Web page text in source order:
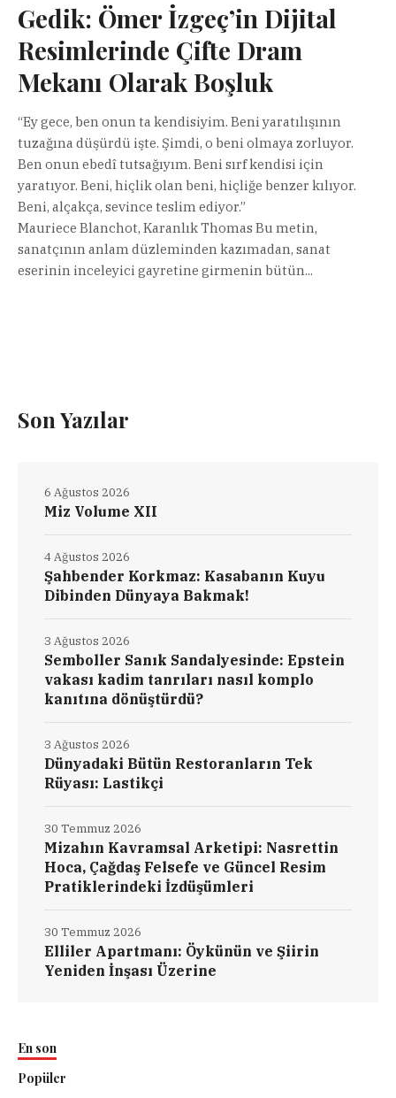
Gedik: Ömer İzgeç’in Dijital
Resimlerinde Çifte Dram
Mekanı Olarak Boşluk
“Ey gece, ben onun ta kendisiyim. Beni yaratılışının
tuzağına düşürdü işte. Şimdi, o beni olmaya zorluyor.
Ben onun ebedî tutsağıyım. Beni sırf kendisi için
yaratıyor. Beni, hiçlik olan beni, hiçliğe benzer kılıyor.
Beni, alçakça, sevince teslim ediyor.”
Mauriece Blanchot, Karanlık Thomas Bu metin,
sanatçının anlam düzleminden kazımadan, sanat
eserinin inceleyici gayretine girmenin bütün...
Son Yazılar
Miz Volume XII
6 Ağustos 2026
Şahbender Korkmaz: Kasabanın Kuyu
Dibinden Dünyaya Bakmak!
4 Ağustos 2026
Semboller Sanık Sandalyesinde: Epstein
vakası kadim tanrıları nasıl komplo
kanıtına dönüştürdü?
3 Ağustos 2026
Dünyadaki Bütün Restoranların Tek
Rüyası: Lastikçi
3 Ağustos 2026
Mizahın Kavramsal Arketipi: Nasrettin
Hoca, Çağdaş Felsefe ve Güncel Resim
Pratiklerindeki İzdüşümleri
30 Temmuz 2026
Elliler Apartmanı: Öykünün ve Şiirin
Yeniden İnşası Üzerine
30 Temmuz 2026
En son
Popüler